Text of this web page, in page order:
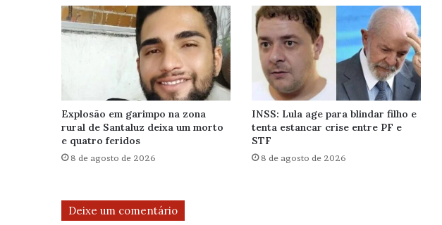
Explosão em garimpo na zona
rural de Santaluz deixa um morto
e quatro feridos
8 de agosto de 2026
INSS: Lula age para blindar filho e
tenta estancar crise entre PF e
STF
8 de agosto de 2026
Deixe um comentário